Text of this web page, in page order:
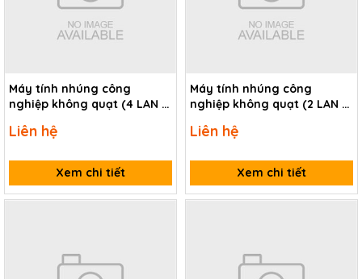
Máy tính nhúng công
nghiệp không quạt (4 LAN +
4L4C
Liên hệ
Xem chi tiết
Máy tính nhúng công
nghiệp không quạt (2 LAN +
12TH
Liên hệ
Xem chi tiết